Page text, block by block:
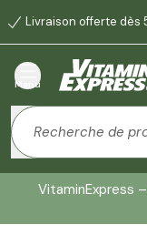
Livraison offerte dès
Menu
VitaminExpress